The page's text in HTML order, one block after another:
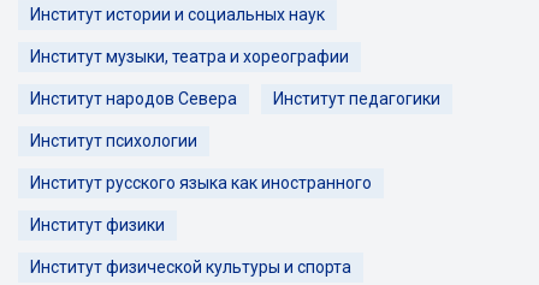
Институт истории и социальных наук
Институт музыки, театра и хореографии
Институт народов Севера Институт педагогики
Институт психологии
Институт русского языка как иностранного
Институт физики
Институт физической культуры и спорта